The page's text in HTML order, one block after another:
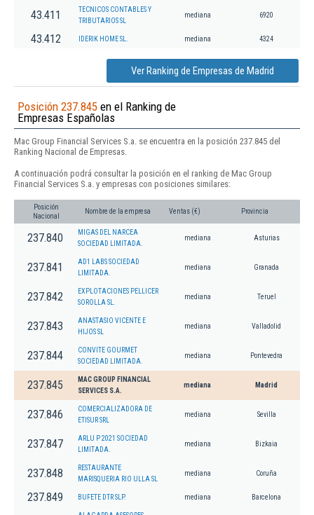
43.411
TECNICOS CONTABLES Y
TRIBUTARIOS SL
mediana 6920
43.412 IDERIK HOME SL. mediana 4324
Ver Ranking de Empresas de Madrid
Posición 237.845 en el Ranking de
Empresas Españolas
Mac Group Financial Services S.a. se encuentra en la posición 237.845 del
Ranking Nacional de Empresas.
A continuación podrá consultar la posición en el ranking de Mac Group
Financial Services S.a. y empresas con posiciones similares:
Posición
Nacional
Nombre de la empresa Ventas (€) Provincia
237.840
MIGAS DEL NARCEA
SOCIEDAD LIMITADA.
mediana Asturias
237.841
AD1 LABS SOCIEDAD
LIMITADA.
mediana Granada
237.842
EXPLOTACIONES PELLICER
SOROLLA SL.
mediana Teruel
237.843
ANASTASIO VICENTE E
HIJOS SL
mediana Valladolid
237.844
CONVITE GOURMET
SOCIEDAD LIMITADA.
mediana Pontevedra
237.845
MAC GROUP FINANCIAL
SERVICES S.A.
mediana Madrid
237.846
COMERCIALIZADORA DE
ETISUR SRL
mediana Sevilla
237.847
ARLU P 2021 SOCIEDAD
LIMITADA.
mediana Bizkaia
237.848
RESTAURANTE
MARISQUERIA RIO ULLA SL
mediana Coruña
237.849 BUFETE DTR SLP. mediana Barcelona